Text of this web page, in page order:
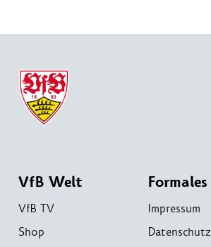
VfB Welt
VfB TV
Shop
Formales
Impressum
Datenschutz